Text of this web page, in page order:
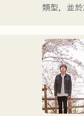
類型，並
心，在各
參與了許
電影的製
2014年至
為據點，
包括為寶